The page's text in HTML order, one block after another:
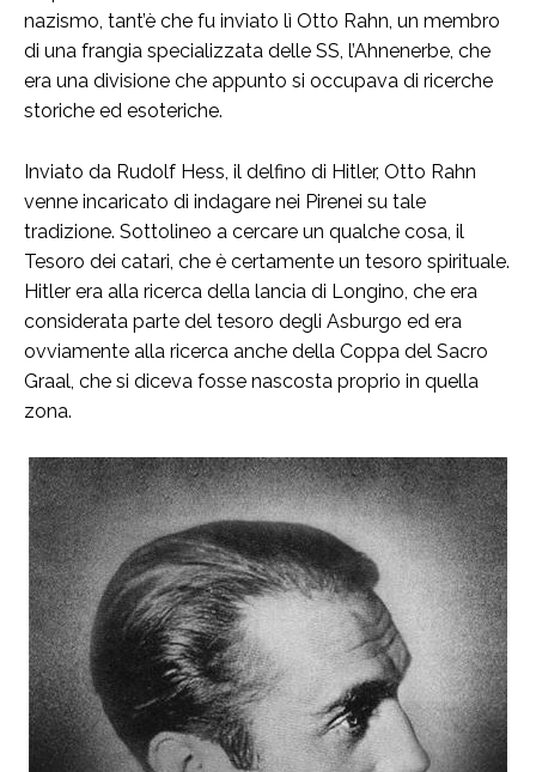
nazismo, tant’è che fu inviato lì Otto Rahn, un membro
di una frangia specializzata delle SS, l’Ahnenerbe, che
era una divisione che appunto si occupava di ricerche
storiche ed esoteriche.
Inviato da Rudolf Hess, il delfino di Hitler, Otto Rahn
venne incaricato di indagare nei Pirenei su tale
tradizione. Sottolineo a cercare un qualche cosa, il
Tesoro dei catari, che è certamente un tesoro spirituale.
Hitler era alla ricerca della lancia di Longino, che era
considerata parte del tesoro degli Asburgo ed era
ovviamente alla ricerca anche della Coppa del Sacro
Graal, che si diceva fosse nascosta proprio in quella
zona.